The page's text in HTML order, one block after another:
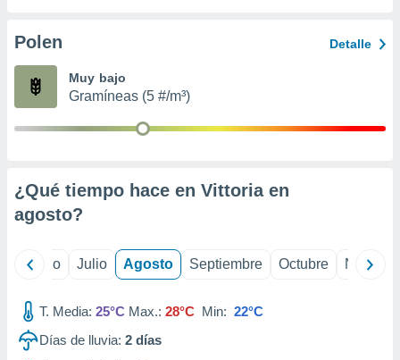
e
mediante
de
1199
Polen Detalle
Muy bajo
Gramíneas (5 #/m³)
¿Qué tiempo hace en Vittoria en
agosto?
Junio Julio Agosto Septiembre Octubre
T. Media: 25°C Max.: 28°C Min: 22°C
Días de lluvia: 2 días